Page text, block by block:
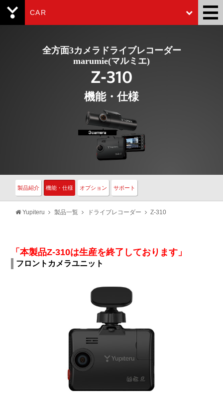
CAR
全方面3カメラドライブレコーダー
marumie(マルミエ)
Z-310
機能・仕様
製品紹介 機能・仕様 オプション サポート
Yupiteru 製品一覧 ドライブレコーダー Z-310
「本製品Z-310は生産を終了しております」
フロントカメラユニット